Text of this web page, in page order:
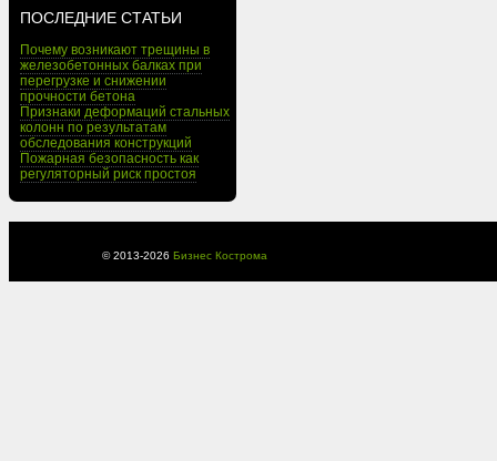
ПОСЛЕДНИЕ СТАТЬИ
Почему возникают трещины в
железобетонных балках при
перегрузке и снижении
прочности бетона
Признаки деформаций стальных
колонн по результатам
обследования конструкций
Пожарная безопасность как
регуляторный риск простоя
© 2013-2026 Бизнес Кострома